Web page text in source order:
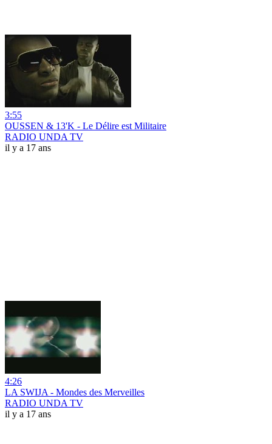
3:55
OUSSEN & 13'K - Le Délire est Militaire
RADIO UNDA TV
il y a 17 ans
4:26
LA SWIJA - Mondes des Merveilles
RADIO UNDA TV
il y a 17 ans